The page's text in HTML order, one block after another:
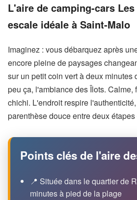
L'aire de camping-cars
escale idéale à Saint-Malo
Imaginez : vous débarquez après
encore pleine de paysages
sur un petit coin vert à deux minutes
peu ça, l'ambiance des Îlots. Calme,
chichi. L'endroit respire
parenthèse douce entre deux
Points clés de l'aire
📍 Située dans le quartier de
minutes à pied de la plage